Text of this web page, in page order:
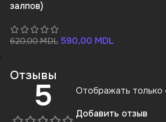
залпов)
620,00MDL 590,00 MDL
Отзывы
5 Отображать только
Добавить отзыв